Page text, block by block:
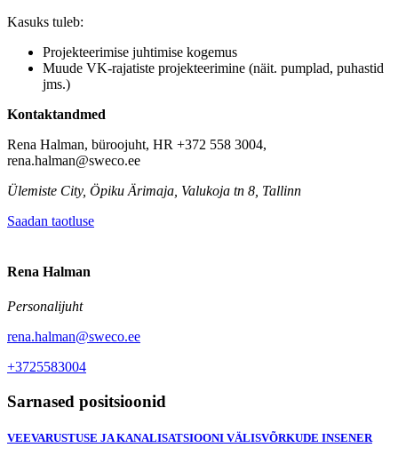
Kasuks tuleb:
Projekteerimise juhtimise kogemus
Muude VK-rajatiste projekteerimine (näit. pumplad, puhastid
jms.)
Kontaktandmed
Rena Halman, büroojuht, HR +372 558 3004,
rena.halman@sweco.ee
Ülemiste City, Öpiku Ärimaja, Valukoja tn 8, Tallinn
Saadan taotluse
Rena Halman
Personalijuht
rena.halman@sweco.ee
+3725583004
Sarnased positsioonid
VEEVARUSTUSE JA KANALISATSIOONI VÄLISVÕRKUDE INSENER